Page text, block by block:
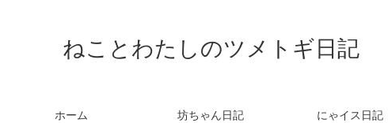
ねことわたしのツメトギ日記
ホーム 坊ちゃん日記 にゃイス日記